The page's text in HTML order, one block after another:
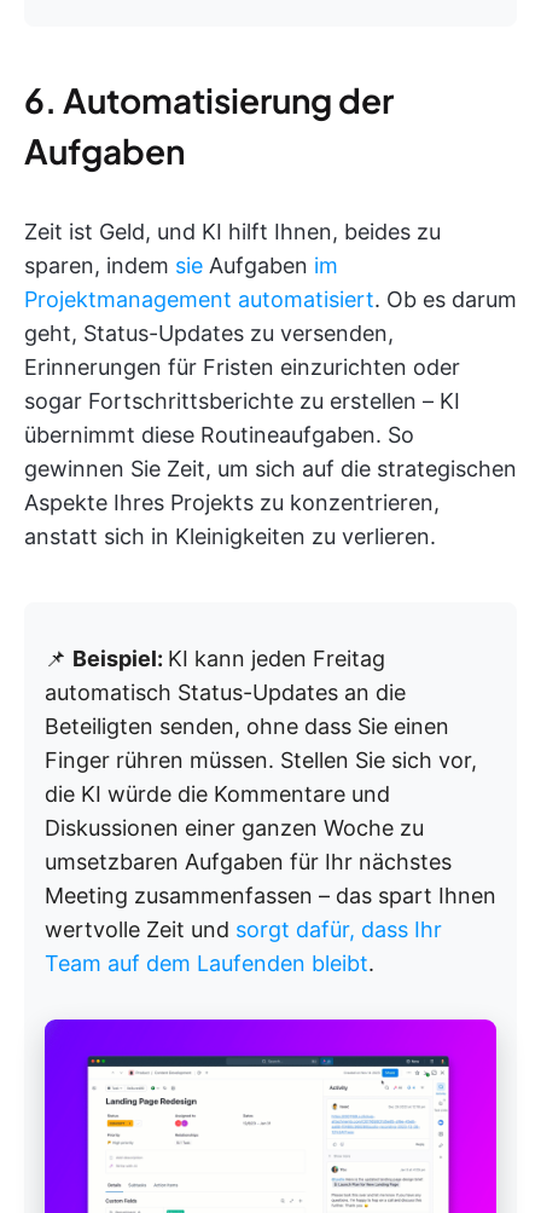
6. Automatisierung der
Aufgaben
Zeit ist Geld, und KI hilft Ihnen, beides zu
sparen, indem sie Aufgaben im
Projektmanagement automatisiert. Ob es darum
geht, Status-Updates zu versenden,
Erinnerungen für Fristen einzurichten oder
sogar Fortschrittsberichte zu erstellen – KI
übernimmt diese Routineaufgaben. So
gewinnen Sie Zeit, um sich auf die strategischen
Aspekte Ihres Projekts zu konzentrieren,
anstatt sich in Kleinigkeiten zu verlieren.
📌 Beispiel: KI kann jeden Freitag
automatisch Status-Updates an die
Beteiligten senden, ohne dass Sie einen
Finger rühren müssen. Stellen Sie sich vor,
die KI würde die Kommentare und
Diskussionen einer ganzen Woche zu
umsetzbaren Aufgaben für Ihr nächstes
Meeting zusammenfassen – das spart Ihnen
wertvolle Zeit und sorgt dafür, dass Ihr
Team auf dem Laufenden bleibt.